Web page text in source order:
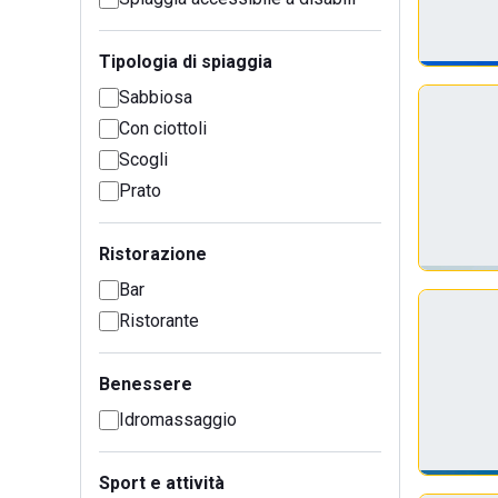
Tipologia di spiaggia
Sabbiosa
Con ciottoli
Scogli
Prato
Ristorazione
Bar
Ristorante
Benessere
Idromassaggio
Sport e attività